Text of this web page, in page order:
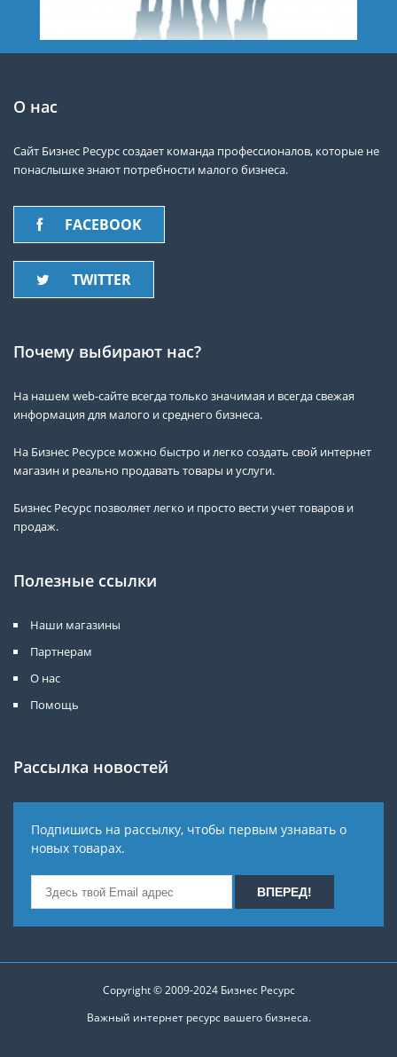
О нас
Сайт Бизнес Ресурс создает команда профессионалов, которые не
понаслышке знают потребности малого бизнеса.
FACEBOOK
TWITTER
Почему выбирают нас?
На нашем web-сайте всегда только значимая и всегда свежая
информация для малого и среднего бизнеса.
На Бизнес Ресурсе можно быстро и легко создать свой интернет
магазин и реально продавать товары и услуги.
Бизнес Ресурс позволяет легко и просто вести учет товаров и
продаж.
Полезные ссылки
Наши магазины
Партнерам
О нас
Помощь
Рассылка новостей
Подпишись на рассылку, чтобы первым узнавать о
новых товарах.
Copyright © 2009-2024 Бизнес Ресурс
Важный интернет ресурс вашего бизнеса.